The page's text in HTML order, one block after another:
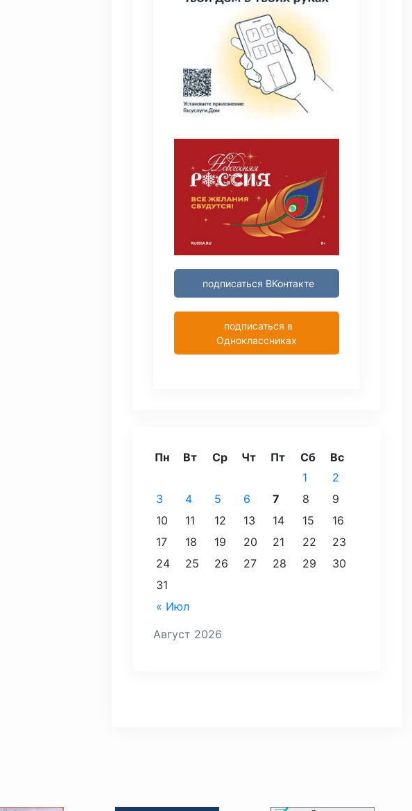
подписаться ВКонтакте
подписаться в
Одноклассниках
Август 2026
Пн Вт Ср Чт Пт Сб Вс
« Июл
1
2
3
4 5 6 7 8
9
10
11 12 13 14 15
16
17
18 19 20 21 22
23
24
25 26 27 28 29
30
31